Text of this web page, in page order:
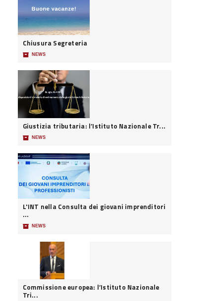
Chiusura Segreteria
📦 NEWS
Giustizia tributaria: l’Istituto Nazionale Tr...
📦 NEWS
L'INT nella Consulta dei giovani imprenditori
...
📦 NEWS
Commissione europea: l’Istituto Nazionale
Tri...